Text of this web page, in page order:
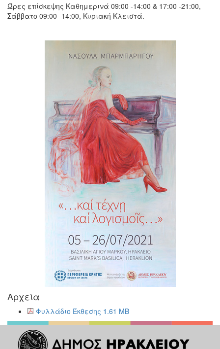
Ώρες επίσκεψης Καθημερινά 09:00 -14:00 & 17:00 -21:00,
Σάββατο 09:00 -14:00, Κυριακή Κλειστά.
Αρχεία
Φυλλάδιο Έκθεσης 1.61 MB